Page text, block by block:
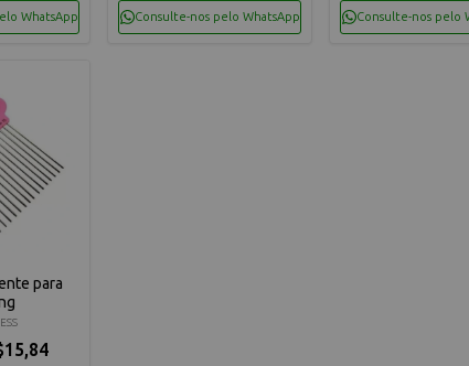
WhatsApp Consulte-nos pelo WhatsApp Consulte-nos pelo
para